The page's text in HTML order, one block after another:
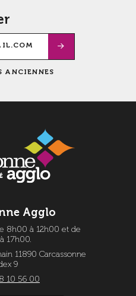
ANCIENNES
Agglo
8h00 à 12h00 et de
17h00.
11890 Carcassonne
9
10 56 00